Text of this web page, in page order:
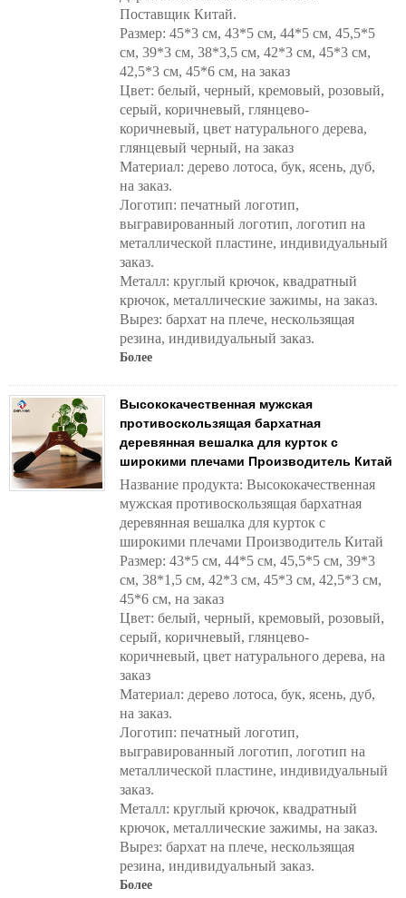
Поставщик Китай.
Размер: 45*3 см, 43*5 см, 44*5 см, 45,5*5
см, 39*3 см, 38*3,5 см, 42*3 см, 45*3 см,
42,5*3 см, 45*6 см, на заказ
Цвет: белый, черный, кремовый, розовый,
серый, коричневый, глянцево-
коричневый, цвет натурального дерева,
глянцевый черный, на заказ
Материал: дерево лотоса, бук, ясень, дуб,
на заказ.
Логотип: печатный логотип,
выгравированный логотип, логотип на
металлической пластине, индивидуальный
заказ.
Металл: круглый крючок, квадратный
крючок, металлические зажимы, на заказ.
Вырез: бархат на плече, нескользящая
резина, индивидуальный заказ.
Более
Высококачественная мужская
противоскользящая бархатная
деревянная вешалка для курток с
широкими плечами Производитель Китай
Название продукта: Высококачественная
мужская противоскользящая бархатная
деревянная вешалка для курток с
широкими плечами Производитель Китай
Размер: 43*5 см, 44*5 см, 45,5*5 см, 39*3
см, 38*1,5 см, 42*3 см, 45*3 см, 42,5*3 см,
45*6 см, на заказ
Цвет: белый, черный, кремовый, розовый,
серый, коричневый, глянцево-
коричневый, цвет натурального дерева, на
заказ
Материал: дерево лотоса, бук, ясень, дуб,
на заказ.
Логотип: печатный логотип,
выгравированный логотип, логотип на
металлической пластине, индивидуальный
заказ.
Металл: круглый крючок, квадратный
крючок, металлические зажимы, на заказ.
Вырез: бархат на плече, нескользящая
резина, индивидуальный заказ.
Более